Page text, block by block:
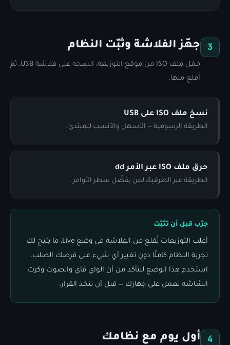
3 جهّز الفلاشة وثبّت النظام
حمّل ملف ISO من موقع التوزيعة، انسخه على فلاشة USB، ثم
أقلع منها.
نسخ ملف ISO على USB
الطريقة الرسومية — الأسهل والأنسب للمبتدئ.
حرق ملف ISO عبر الأمر dd
الطريقة عبر الطرفية، لمن يفضّل سطر الأوامر.
جرّب قبل أن تثبّت
أغلب التوزيعات تُقلع من الفلاشة في وضع Live، ما يتيح لك
تجربة النظام كاملًا دون تغيير أي شيء على قرصك الصلب.
استخدم هذا الوضع للتأكد من أن الواي فاي والصوت وكرت
الشاشة تعمل على جهازك — قبل أن تتخذ القرار.
4 أول يوم مع نظامك